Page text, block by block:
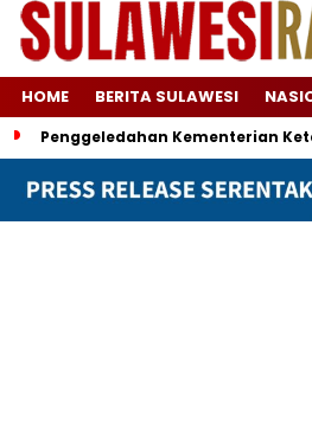
HOME BERITA SULAWESI
Penggeledahan Kementerian